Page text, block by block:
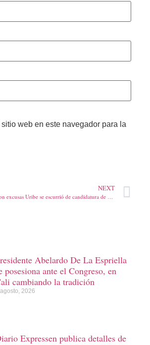
web en este navegador para la
NEXT
Con excusas Uribe se escurrió de candidatura de Zuluaga
Abelardo De La Espriella
posesiona ante el Congreso, en
cambiando la tradición
2026
Expressen publica detalles de